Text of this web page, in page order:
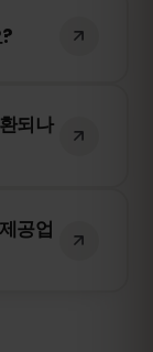
와 같
.
되나
겨 있
공업